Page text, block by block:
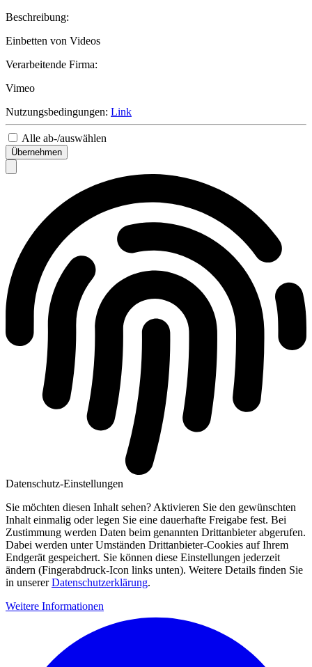
Beschreibung:
Einbetten von Videos
Verarbeitende Firma:
Vimeo
Nutzungsbedingungen: Link
Alle ab-/auswählen
Übernehmen
Datenschutz-Einstellungen
Sie möchten diesen Inhalt sehen? Aktivieren Sie den gewünschten
Inhalt einmalig oder legen Sie eine dauerhafte Freigabe fest. Bei
Zustimmung werden Daten beim genannten Drittanbieter abgerufen.
Dabei werden unter Umständen Drittanbieter-Cookies auf Ihrem
Endgerät gespeichert. Sie können diese Einstellungen jederzeit
ändern (Fingerabdruck-Icon links unten). Weitere Details finden Sie
in unsererDatenschutzerklärung.
Weitere Informationen